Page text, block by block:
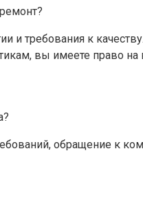
и требования к
вы имеете право на
обращение к